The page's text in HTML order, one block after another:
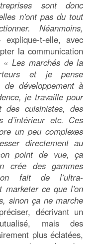
sont donc
n’ont pas du tout
Néanmoins,
explique-t-elle, avec
la communication
« Les marchés de la
et je pense
de développement à
je travaille pour
des cuisinistes, des
d’intérieur etc. Ces
un peu complexes
directement au
point de vue, ça
crée des gammes
fait de l’ultra-
ce que l’on
sinon ça ne marche
décrivant un
mais des
plus éclatées,